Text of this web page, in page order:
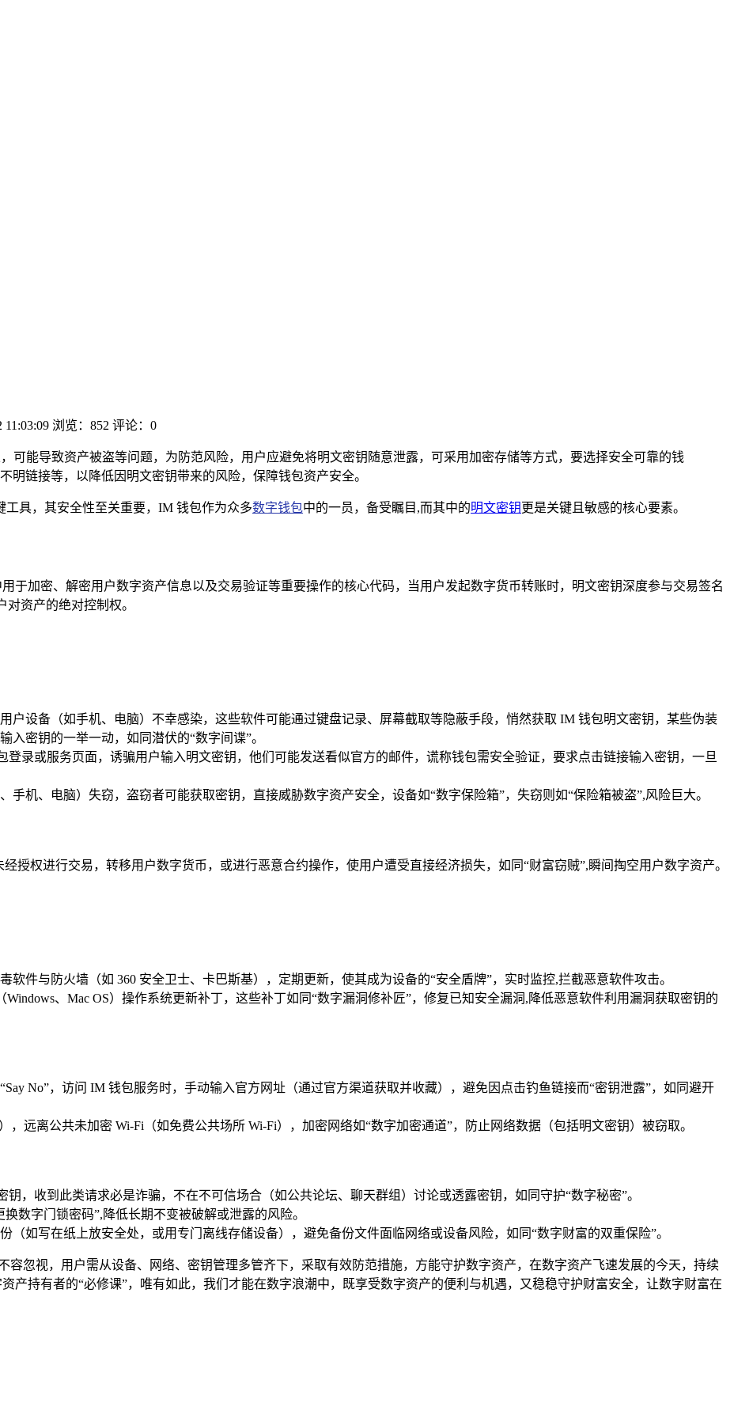
11:03:09 浏览：852 评论：0
可能导致资产被盗等问题，为防范风险，用户应避免将明文密钥随意泄露，可采用加密存储等方式，要选择安全可靠的钱
明链接等，以降低因明文密钥带来的风险，保障钱包资产安全。
具，其安全性至关重要，IM 钱包作为众多数字钱包中的一员，备受瞩目,而其中的明文密钥 更是关键且敏感的核心要素。
于加密、解密用户数字资产信息以及交易验证等重要操作的核心代码，当用户发起数字货币转账时，明文密钥深度参与交易签名
对资产的绝对控制权。
户设备（如手机、电脑）不幸感染，这些软件可能通过键盘记录、屏幕截取等隐蔽手段，悄然获取 IM 钱包明文密钥，某些伪装
密钥的一举一动，如同潜伏的“数字间谍”。
登录或服务页面，诱骗用户输入明文密钥，他们可能发送看似官方的邮件，谎称钱包需安全验证，要求点击链接输入密钥，一旦
手机、电脑）失窃，盗窃者可能获取密钥，直接威胁数字资产安全，设备如“数字保险箱”，失窃则如“保险箱被盗”,风险巨大。
授权进行交易，转移用户数字货币，或进行恶意合约操作，使用户遭受直接经济损失，如同“财富窃贼”,瞬间掏空用户数字资产。
软件与防火墙（如 360 安全卫士、卡巴斯基），定期更新，使其成为设备的“安全盾牌”，实时监控,拦截恶意软件攻击。
、Mac OS）操作系统更新补丁，这些补丁如同“数字漏洞修补匠”，修复已知安全漏洞,降低恶意软件利用漏洞获取密钥的
No”，访问 IM 钱包服务时，手动输入官方网址（通过官方渠道获取并收藏），避免因点击钓鱼链接而“密钥泄露”，如同避开
，远离公共未加密 Wi-Fi（如免费公共场所 Wi-Fi），加密网络如“数字加密通道”，防止网络数据（包括明文密钥）被窃取。
，收到此类请求必是诈骗，不在不可信场合（如公共论坛、聊天群组）讨论或透露密钥，如同守护“数字秘密”。
数字门锁密码”,降低长期不变被破解或泄露的风险。
（如写在纸上放安全处，或用专门离线存储设备），避免备份文件面临网络或设备风险，如同“数字财富的双重保险”。
容忽视，用户需从设备、网络、密钥管理多管齐下，采取有效防范措施，方能守护数字资产，在数字资产飞速发展的今天，持续
产持有者的“必修课”，唯有如此，我们才能在数字浪潮中，既享受数字资产的便利与机遇，又稳稳守护财富安全，让数字财富在